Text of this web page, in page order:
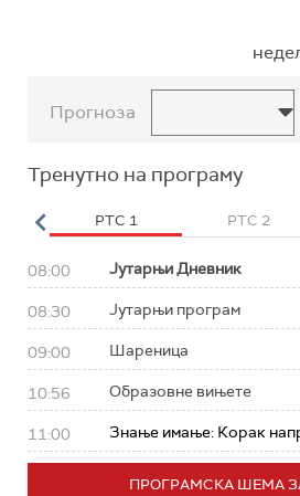
Прогноза
Тренутно на програму
РТС 1 РТС 2
08:00 Јутарњи Дневник
08:30 Јутарњи програм
09:00 Шареница
10:56 Образовне вињете
11:00 Знање имање: Корак
ПРОГРАМСКА ШЕМА